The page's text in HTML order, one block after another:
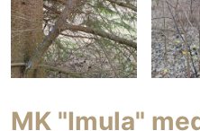
MK "Imula"